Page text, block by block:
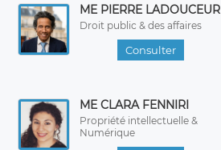
ME PIERRE LADOUCEUR
Droit public & des affaires
Consulter
ME CLARA FENNIRI
Propriété intellectuelle &
Numérique